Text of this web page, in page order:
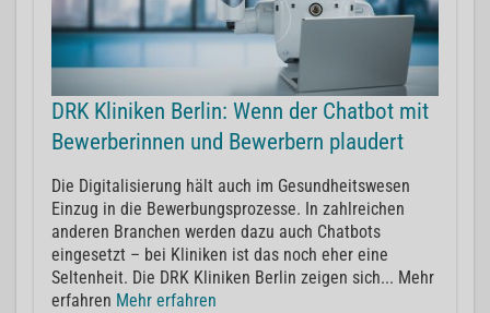
DRK Kliniken Berlin: Wenn der Chatbot mit
Bewerberinnen und Bewerbern plaudert
Die Digitalisierung hält auch im Gesundheitswesen
Einzug in die Bewerbungsprozesse. In zahlreichen
anderen Branchen werden dazu auch Chatbots
eingesetzt – bei Kliniken ist das noch eher eine
Seltenheit. Die DRK Kliniken Berlin zeigen sich... Mehr
erfahren Mehr erfahren